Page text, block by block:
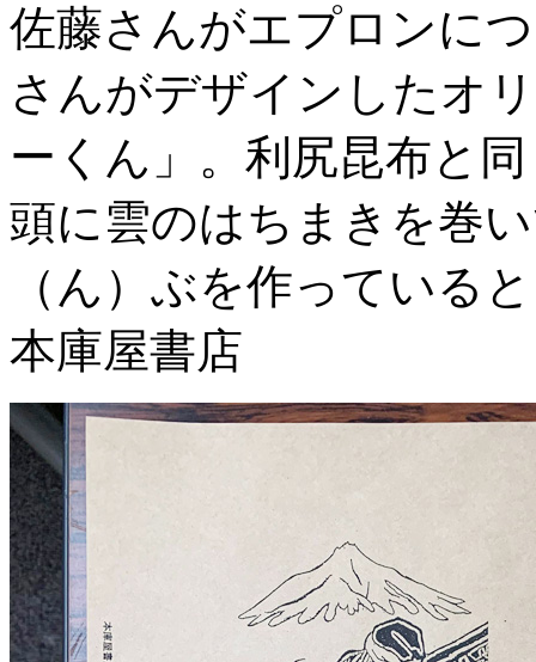
佐藤さんがエプロンに
さんがデザインしたオ
ーくん」。利尻昆布と
頭に雲のはちまきを巻
（ん）ぶを作っている
本庫屋書店